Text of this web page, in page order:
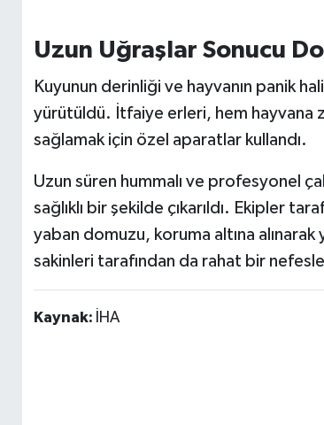
Uzun Uğraşlar Sonucu
Kuyunun derinliği ve hayvanın panik
yürütüldü. İtfaiye erleri, hem hayvana
sağlamak için özel aparatlar kullandı.
Uzun süren hummalı ve profesyonel
sağlıklı bir şekilde çıkarıldı. Ekipler
yaban domuzu, koruma altına alınarak
sakinleri tarafından da rahat bir
Kaynak: İHA